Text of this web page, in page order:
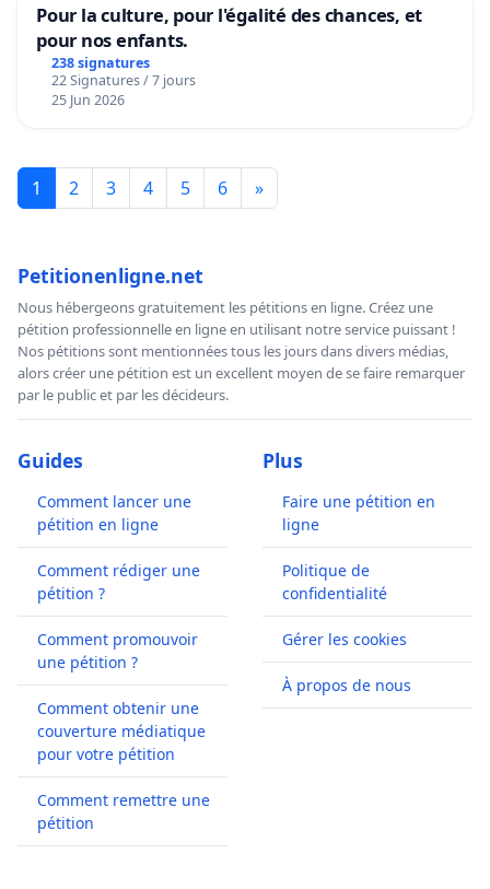
Pour la culture, pour l'égalité des chances, et
pour nos enfants.
238 signatures
22 Signatures / 7 jours
25 Jun 2026
1 2 3 4 5 6 »
Petitionenligne.net
Nous hébergeons gratuitement les pétitions en ligne. Créez une
pétition professionnelle en ligne en utilisant notre service puissant !
Nos pétitions sont mentionnées tous les jours dans divers médias,
alors créer une pétition est un excellent moyen de se faire remarquer
par le public et par les décideurs.
Guides
Comment lancer une
pétition en ligne
Comment rédiger une
pétition ?
Comment promouvoir
une pétition ?
Comment obtenir une
couverture médiatique
pour votre pétition
Comment remettre une
pétition
Plus
Faire une pétition en
ligne
Politique de
confidentialité
Gérer les cookies
À propos de nous